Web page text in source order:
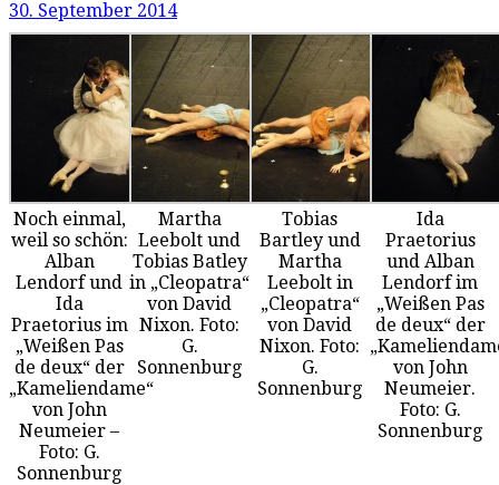
30. September 2014
Noch einmal,
weil so schön:
Alban
Lendorf und
Ida
Praetorius im
„Weißen Pas
de deux“ der
„Kameliendame“
von John
Neumeier –
Foto: G.
Sonnenburg
Martha
Leebolt und
Tobias Batley
in „Cleopatra“
von David
Nixon. Foto:
G.
Sonnenburg
Tobias
Bartley und
Martha
Leebolt in
„Cleopatra“
von David
Nixon. Foto:
G.
Sonnenburg
Ida
Praetorius
und Alban
Lendorf im
„Weißen Pas
de deux“ der
von John
Neumeier.
Foto: G.
Sonnenburg